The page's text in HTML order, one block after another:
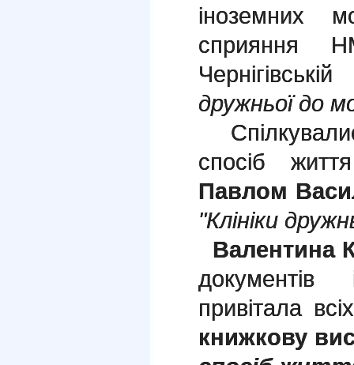
іноземних
дружньої до
спосіб
Павлом
"Клініки
Валентина
документів
привітала
книжкову